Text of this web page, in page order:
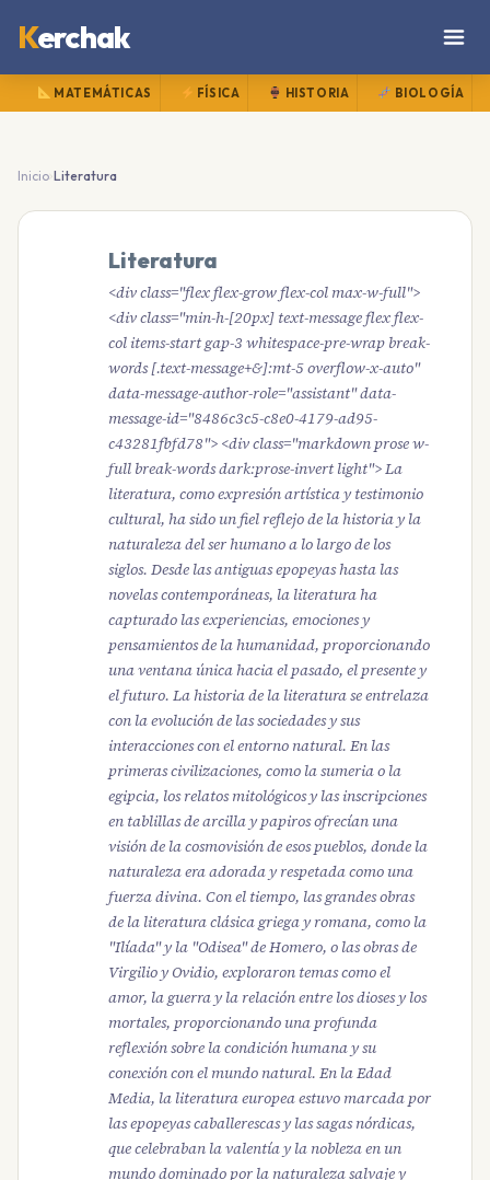
Kerchak
MATEMÁTICAS FÍSICA HISTORIA BIOLOGÍA
Inicio›Literatura
Literatura
<div class="flex flex-grow flex-col max-w-full">
<div class="min-h-[20px] text-message flex flex-
col items-start gap-3 whitespace-pre-wrap break-
words [.text-message+&]:mt-5 overflow-x-auto"
data-message-author-role="assistant" data-
message-id="8486c3c5-c8e0-4179-ad95-
c43281fbfd78"> <div class="markdown prose w-
full break-words dark:prose-invert light"> La
literatura, como expresión artística y testimonio
cultural, ha sido un fiel reflejo de la historia y la
naturaleza del ser humano a lo largo de los
siglos. Desde las antiguas epopeyas hasta las
novelas contemporáneas, la literatura ha
capturado las experiencias, emociones y
pensamientos de la humanidad, proporcionando
una ventana única hacia el pasado, el presente y
el futuro. La historia de la literatura se entrelaza
con la evolución de las sociedades y sus
interacciones con el entorno natural. En las
primeras civilizaciones, como la sumeria o la
egipcia, los relatos mitológicos y las inscripciones
en tablillas de arcilla y papiros ofrecían una
visión de la cosmovisión de esos pueblos, donde la
naturaleza era adorada y respetada como una
fuerza divina. Con el tiempo, las grandes obras
de la literatura clásica griega y romana, como la
"Ilíada" y la "Odisea" de Homero, o las obras de
Virgilio y Ovidio, exploraron temas como el
amor, la guerra y la relación entre los dioses y los
mortales, proporcionando una profunda
reflexión sobre la condición humana y su
conexión con el mundo natural. En la Edad
Media, la literatura europea estuvo marcada por
las epopeyas caballerescas y las sagas nórdicas,
que celebraban la valentía y la nobleza en un
mundo dominado por la naturaleza salvaje y